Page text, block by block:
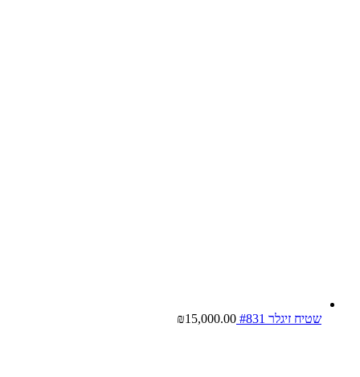
שטיח זיגלר #831 ₪15,000.00